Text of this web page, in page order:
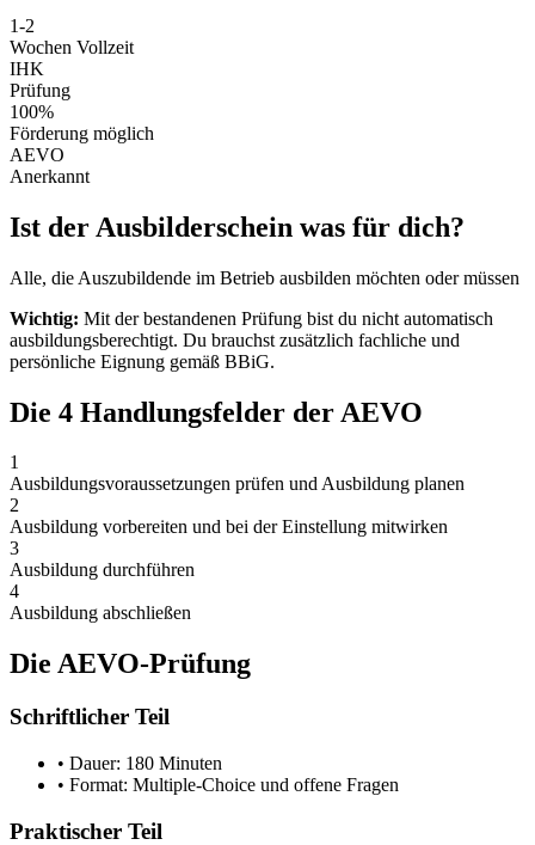
1-2
Wochen Vollzeit
IHK
Prüfung
100%
Förderung möglich
AEVO
Anerkannt
Ist der Ausbilderschein was für dich?
Alle, die Auszubildende im Betrieb ausbilden möchten oder müssen
Wichtig: Mit der bestandenen Prüfung bist du nicht automatisch
ausbildungsberechtigt. Du brauchst zusätzlich fachliche und
persönliche Eignung gemäß BBiG.
Die 4 Handlungsfelder der AEVO
1
Ausbildungsvoraussetzungen prüfen und Ausbildung planen
2
Ausbildung vorbereiten und bei der Einstellung mitwirken
3
Ausbildung durchführen
4
Ausbildung abschließen
Die AEVO-Prüfung
Schriftlicher Teil
• Dauer: 180 Minuten
• Format: Multiple-Choice und offene Fragen
Praktischer Teil